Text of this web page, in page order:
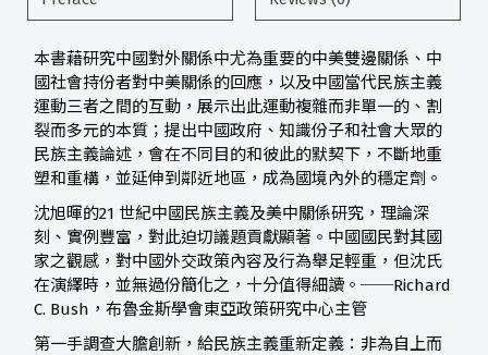
本書藉研究中國對外關係中尤為重要的中美雙邊關係、中
國社會持份者對中美關係的回應，以及中國當代民族主義
運動三者之間的互動，展示出此運動複雜而非單一的、割
裂而多元的本質；提出中國政府、知識份子和社會大眾的
民族主義論述，會在不同目的和彼此的默契下，不斷地重
塑和重構，並延伸到鄰近地區，成為國境內外的穩定劑。
沈旭暉的21 世紀中國民族主義及美中關係研究，理論深
刻、實例豐富，對此迫切議題貢獻顯著。中國國民對其國
家之觀感，對中國外交政策內容及行為舉足輕重，但沈氏
在演繹時，並無過份簡化之，十分值得細讀。──Richard
C. Bush，布魯金斯學會東亞政策研究中心主管
第一手調查大膽創新，給民族主義重新定義：非為自上而